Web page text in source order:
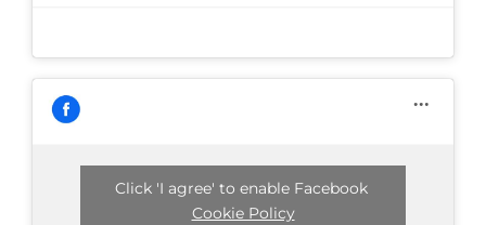
Click 'I agree' to enable Facebook
Cookie Policy